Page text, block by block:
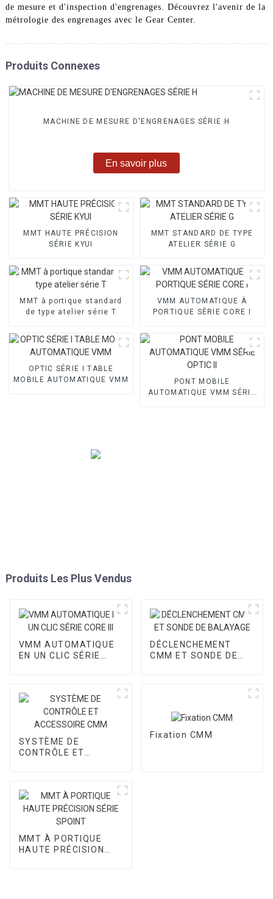
de mesure et d'inspection d'engrenages. Découvrez l'avenir de la
métrologie des engrenages avec le Gear Center.
Produits Connexes
MACHINE DE MESURE D'ENGRENAGES SÉRIE H
En savoir plus
MMT HAUTE PRÉCISION
SÉRIE KYUI
MMT STANDARD DE TYPE
ATELIER SÉRIE G
MMT à portique standard
de type atelier série T
VMM AUTOMATIQUE À
PORTIQUE SÉRIE CORE I
OPTIC SÉRIE I TABLE
MOBILE AUTOMATIQUE VMM
PONT MOBILE
AUTOMATIQUE VMM SÉRIE
Produits Les Plus Vendus
VMM AUTOMATIQUE
EN UN CLIC SÉRIE
DÉCLENCHEMENT
CMM ET SONDE DE
SYSTÈME DE
CONTRÔLE ET
Fixation CMM
MMT À PORTIQUE
HAUTE PRÉCISION